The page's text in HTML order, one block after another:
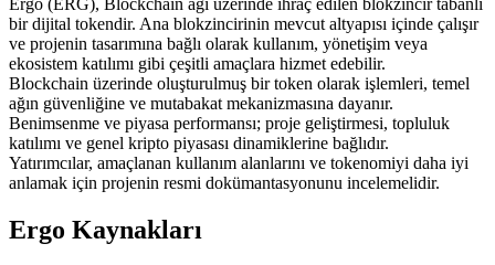
USDC Vadeli İşlemleri
USDC'yi teminat olarak kullanan vadeli işlemler
bir dijital tokendir. Ana blokzincirinin mevcut altyapısı içinde çalışır
ve projenin tasarımına bağlı olarak kullanım, yönetişim veya
ekosistem katılımı gibi çeşitli amaçlara hizmet edebilir.
Blockchain üzerinde oluşturulmuş bir token olarak işlemleri, temel
ağın güvenliğine ve mutabakat mekanizmasına dayanır.
Benimsenme ve piyasa performansı; proje geliştirmesi, topluluk
katılımı ve genel kripto piyasası dinamiklerine bağlıdır.
Yatırımcılar, amaçlanan kullanım alanlarını ve tokenomiyi daha iyi
anlamak için projenin resmi dokümantasyonunu incelemelidir.
Ergo Kaynakları